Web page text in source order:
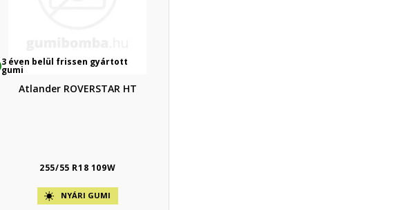
3 éven belül frissen gyártott
gumi
Atlander ROVERSTAR HT
255/55 R18 109W
NYÁRI GUMI